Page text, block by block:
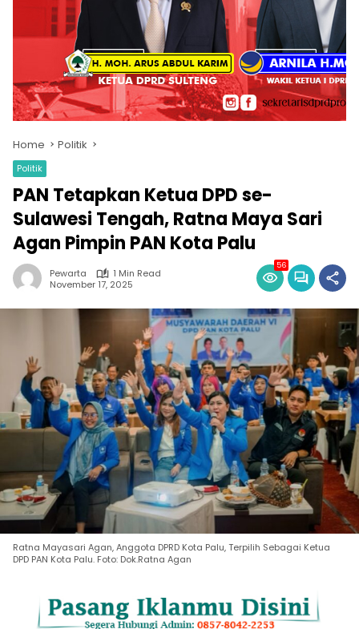
Home Politik
Politik
PAN Tetapkan Ketua DPD se-
Sulawesi Tengah, Ratna Maya Sari
Agan Pimpin PAN Kota Palu
Pewarta
1 Min Read
November 17, 2025
56
Ratna Mayasari Agan, Anggota DPRD Kota Palu, Terpilih Sebagai Ketua
DPD PAN Kota Palu. Foto: Dok.Ratna Agan